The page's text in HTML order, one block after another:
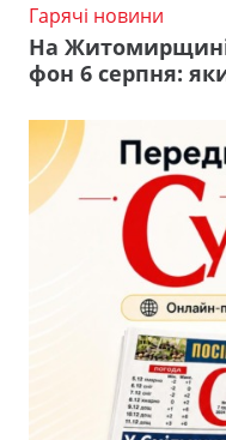
Гарячі новини
На
фон 6 серпня: